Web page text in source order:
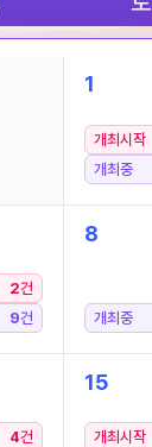
1
개최시작
개최중
2건
9건
8
개최중
4건
15
개최시작